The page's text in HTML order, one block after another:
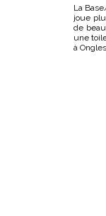
La
joue
de
une
à